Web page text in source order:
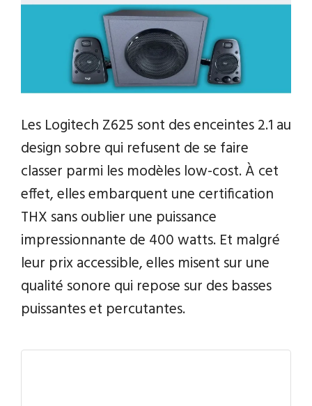
Les Logitech Z625 sont des enceintes 2.1 au
design sobre qui refusent de se faire
classer parmi les modèles low-cost. À cet
effet, elles embarquent une certification
THX sans oublier une puissance
impressionnante de 400 watts. Et malgré
leur prix accessible, elles misent sur une
qualité sonore qui repose sur des basses
puissantes et percutantes.